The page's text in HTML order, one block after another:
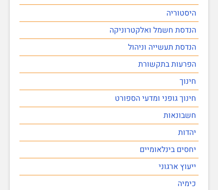
היסטוריה
הנדסת חשמל ואלקטרוניקה
הנדסת תעשייה וניהול
הפרעות בתקשורת
חינוך
חינוך גופני ומדעי הספורט
חשבונאות
יהדות
יחסים בינלאומיים
ייעוץ ארגוני
כימיה